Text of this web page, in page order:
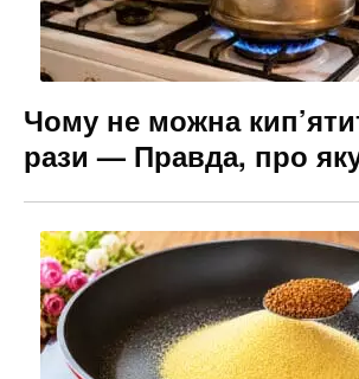
Чому не можна
рази — Правда, про